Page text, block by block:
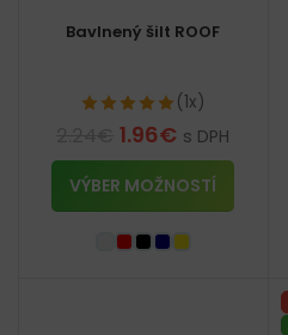
Bavlnený šilt ROOF
(1x)
1.96€ s DPH
VÝBER MOŽNOSTÍ